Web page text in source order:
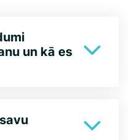
un kā es